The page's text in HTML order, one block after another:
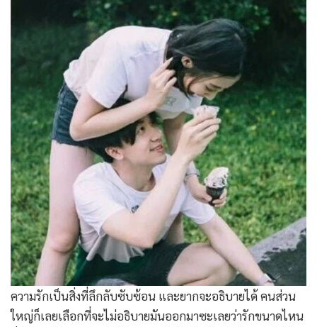
ความรักเป็นสิ่งที่ลึกลับซับซ้อน และยากจะอธิบายได้ คนส่วน
ใหญ่ก็เลยเลือกที่จะไม่อธิบายมันออกมาซะเลยว่ารักขนาดไหน